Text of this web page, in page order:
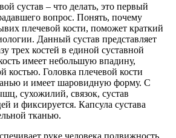
сустав – что делать, это первый
вопрос. Понять, почему
плечевой кости, поможет краткий
Данный сустав представляет
трех костей в единой суставной
имеет небольшую впадину,
костью. Головка плечевой кости
и имеет шаровидную форму. С
сухожилий, связок, сустав
и фиксируется. Капсула сустава
тканью.
руке человека подвижность